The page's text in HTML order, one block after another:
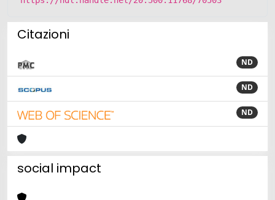
Citazioni
ND
ND
ND
social impact